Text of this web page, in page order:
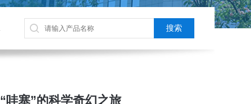
哇塞”的科学奇幻之旅